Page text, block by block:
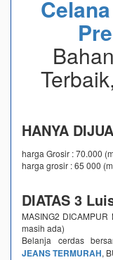
HANYA
harga Grosir : 70.000
harga grosir : 65 000
DIATAS 3
MASING2
masih ada)
Belanja cerdas
JEANS TERMURAH,